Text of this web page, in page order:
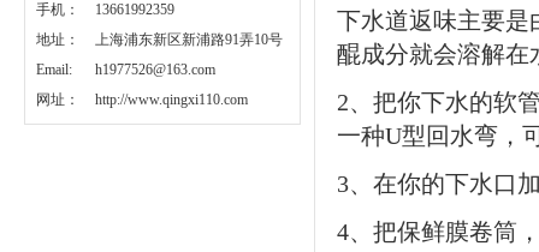
手机：
13661992359
地址：
上海浦东新区新浦路91弄10号
Email:
h1977526@163.com
网址：
http://www.qingxi110.com
下水道返味主要是
醌成分就会溶解在
2、把你下水的软
一种U型回水弯，
3、在你的下水口
4、把保鲜膜卷筒